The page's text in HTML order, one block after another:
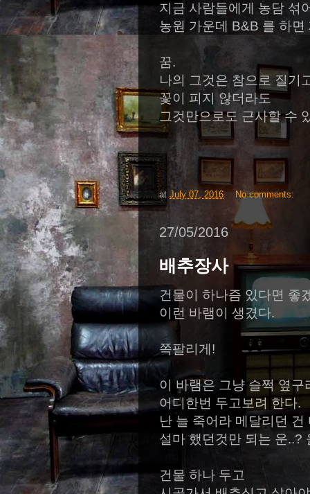
지금 사람들에게 농담 섞
농원 가운데 B&B 를 하
꿈.
나의 그것은 참으로 질기
꽃이 피지 않더라도
그것만으로도 근사할 수
at July 07, 2016 No comments:
27/05/2016
배추장사
건물이 하나즘 있다면 좋
이런 바램이 생겼다.
쪽팔리게!
이 바램은 그냥 슬쩍 옆
어디한번 두고보려 한다.
난 늘 죽어라 메달리던
설마 했던것만 되는 운..?
건물 하나 두고